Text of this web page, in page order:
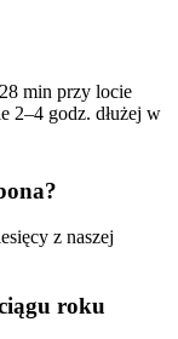
min przy locie
2–4 godz. dłużej w
?
z naszej
roku